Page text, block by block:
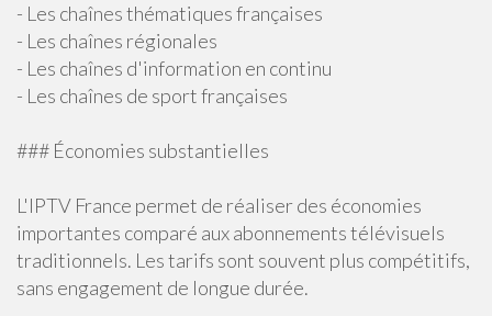
- Les chaînes thématiques françaises
- Les chaînes régionales
- Les chaînes d'information en continu
- Les chaînes de sport françaises
### Économies substantielles
L'IPTV France permet de réaliser des économies
importantes comparé aux abonnements télévisuels
traditionnels. Les tarifs sont souvent plus compétitifs,
sans engagement de longue durée.